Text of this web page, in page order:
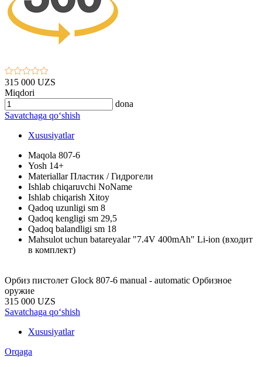
315 000 UZS
Miqdori
dona
Savatchaga qo‘shish
Xususiyatlar
Maqola 807-6
Yosh 14+
MateriallarПластик / Гидрогели
Ishlab chiqaruvchi NoName
Ishlab chiqarish Xitoy
Qadoq uzunligi sm 8
Qadoq kengligi sm 29,5
Qadoq balandligi sm 18
Mahsulot uchun batareyalar "7.4V 400mAh" Li-ion (входит
в комплект)
Орбиз пистолет Glock 807-6 manual - automatic Орбизное
оружие
315 000 UZS
Savatchaga qo‘shish
Xususiyatlar
Orqaga